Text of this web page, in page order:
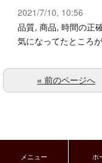
2021/7/10, 10:56
品質, 商品, 時間の正
気になってたところ
« 前のページへ
メニュー ホ